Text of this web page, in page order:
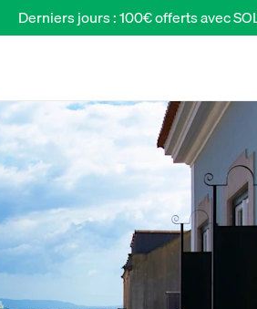
Derniers jours : 100€ offerts avec